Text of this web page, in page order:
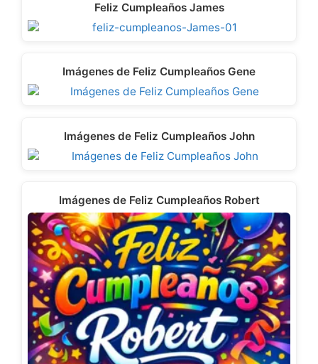
Feliz Cumpleaños James
Imágenes de Feliz Cumpleaños Gene
Imágenes de Feliz Cumpleaños John
Imágenes de Feliz Cumpleaños Robert